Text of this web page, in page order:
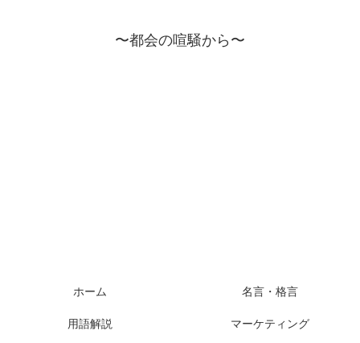
〜都会の喧騒から〜
ホーム 名言・格言
用語解説 マーケティング